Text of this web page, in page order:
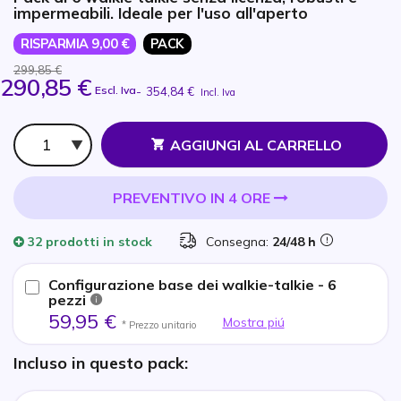
impermeabili. Ideale per l'uso all'aperto
RISPARMIA 9,00 € PACK
299,85 €
290,85 € Escl. Iva- 354,84 € Incl. Iva
Qtà
AGGIUNGI AL CARRELLO
PREVENTIVO IN 4 ORE
32 prodotti in stock Consegna: 24/48 h
Configurazione base dei walkie-talkie - 6
pezzi
59,95 € * Prezzo unitario Mostra piú
Incluso in questo pack: